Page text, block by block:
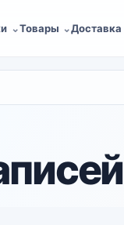
Товары Доставка